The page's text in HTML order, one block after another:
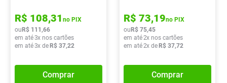
R$ 108,31 no PIX
ou R$ 111 ,66
em até3x nos cartões
em até3x de R$ 37,22
Comprar
R$ 73,19no PIX
ou R$ 75,45
em até2x nos cartões
em até2x de R$ 37,72
Comprar